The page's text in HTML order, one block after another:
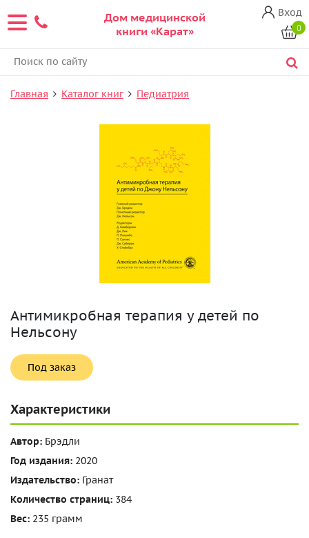
Дом медицинской
книги «Карат»
Вход
0
Главная Каталог книг Педиатрия
Антимикробная терапия у детей по
Нельсону
Под заказ
Характеристики
Автор: Брэдли
Год издания: 2020
Издательство: Гранат
Количество страниц: 384
Вес: 235 грамм